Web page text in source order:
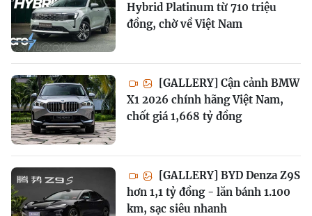
Hybrid Platinum từ 710 triệu
đồng, chờ về Việt Nam
[GALLERY] Cận cảnh BMW
X1 2026 chính hãng Việt Nam,
chốt giá 1,668 tỷ đồng
[GALLERY] BYD Denza Z9S
hơn 1,1 tỷ đồng - lăn bánh 1.100
km, sạc siêu nhanh